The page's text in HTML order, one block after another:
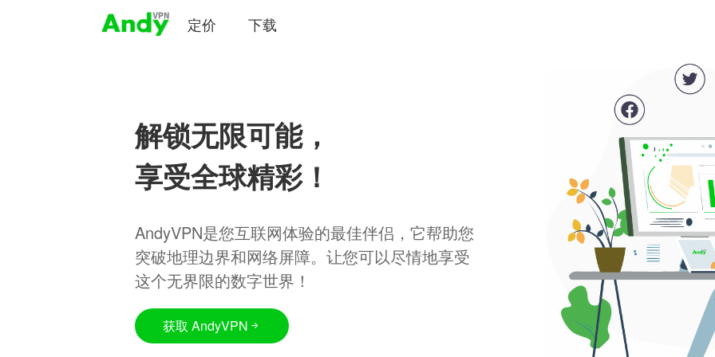
定价 下载
解锁无限可能，
享受全球精彩！
AndyVPN是您互联网体验的最佳伴侣，它帮助您
突破地理边界和网络屏障。让您可以尽情地享受
这个无界限的数字世界！
获取 AndyVPN